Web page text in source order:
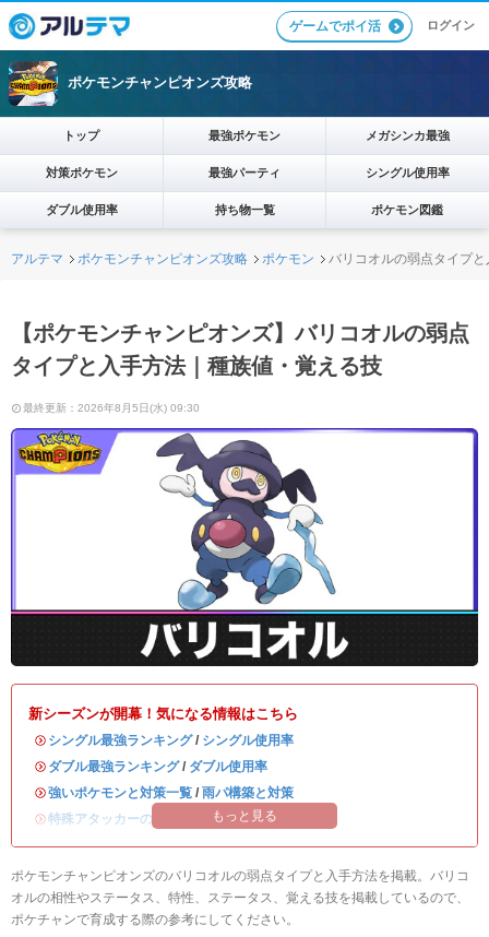
ゲームでポイ活 ログイン
ポケモンチャンピオンズ攻略
トップ 最強ポケモン メガシンカ最強
対策ポケモン 最強パーティ シングル使用率
ダブル使用率 持ち物一覧 ポケモン図鑑
アルテマ ポケモンチャンピオンズ攻略 ポケモン バリコオルの弱点タイプ
【ポケモンチャンピオンズ】バリコオルの弱点
タイプと入手方法｜種族値・覚える技
最終更新：2026年8月5日(水) 09:30
新シーズンが開幕！気になる情報はこちら
・ シングル最強ランキング/ シングル使用率
・ ダブル最強ランキング/ ダブル使用率
・強いポケモンと対策一覧 / 雨パ構築と対策
・特殊アタッカーのおすすめランキング
もっと見る
ポケモンチャンピオンズのバリコオルの弱点タイプと入手方法を掲載。バリコ
オルの相性やステータス、特性、ステータス、覚える技を掲載しているので、
ポケチャンで育成する際の参考にしてください。